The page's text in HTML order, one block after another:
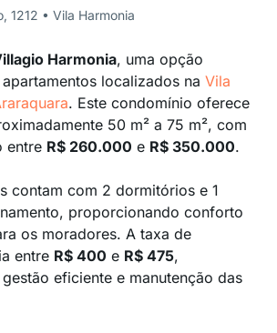
1212 • Vila Harmonia
Harmonia, uma opção
localizados na Vila
. Este condomínio oferece
50 m² a 75 m², com
entre R$ 260.000 e R$ 350.000.
contam com 2 dormitórios e 1
proporcionando conforto
os moradores. A taxa de
entre R$ 400 e R$ 475,
eficiente e manutenção das